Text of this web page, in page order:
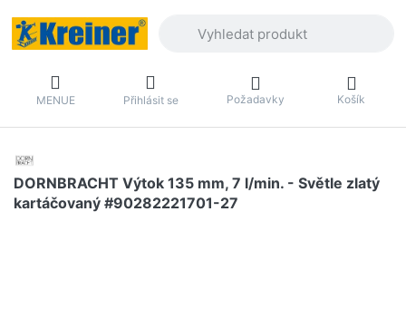
MENUE Přihlásit se Požadavky Košík
DORNBRACHT Výtok 135 mm, 7 l/min. - Světle zlatý
kartáčovaný #90282221701-27